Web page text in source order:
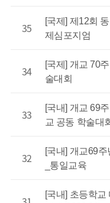
35
[국제] 제12회
제심포지엄
34
[국제] 개교 70
술대회
33
[국내] 개교 69
교 공동 학술대
32
[국내] 개교69
_통일교육
[국내] 초등학